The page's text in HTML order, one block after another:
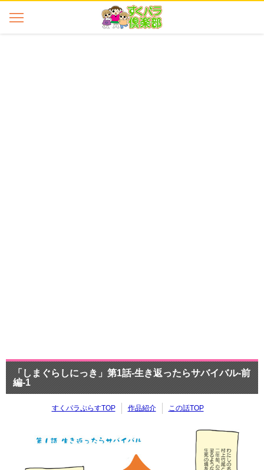
「しまぐらしにっき」第1話-生き返ったらサバイバル-前
編-1
すくパラぷらすTOP 作品紹介 この話TOP